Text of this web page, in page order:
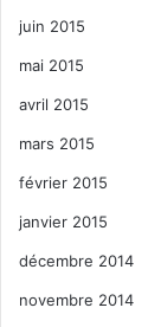
juin 2015
mai 2015
avril 2015
mars 2015
février 2015
janvier 2015
décembre 2014
novembre 2014